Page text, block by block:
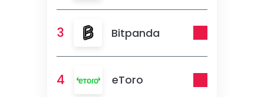
3 Bitpanda
4 eToro